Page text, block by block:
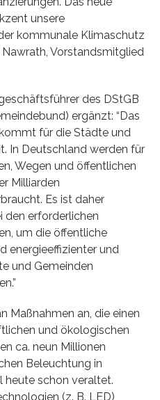
unsere
kommunale Klimaschutz
Nawrath, Vorstandsmitglied
des DStGB
ergänzt: “Das
für die Städte und
In Deutschland werden für
Wegen und öffentlichen
Milliarden
Es ist daher
den erforderlichen
um die öffentliche
energieeffizienter und
und Gemeinden
Maßnahmen an, die einen
und ökologischen
ca. neun Millionen
Beleuchtung in
heute schon veraltet.
(z. B. LED)